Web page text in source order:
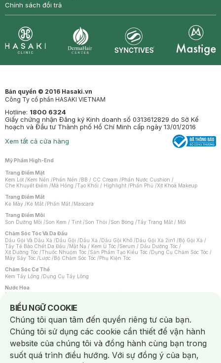
Chính sách đổi trả
Bản quyền © 2016 Hasaki.vn
Công Ty cổ phần HASAKI VIETNAM
Hotline: 1800 6324
Giấy chứng nhận Đăng ký Kinh doanh số 0313612829 do Sở Kế
hoạch và Đầu tư Thành phố Hồ Chí Minh cấp ngày 13/01/2016
Xem tất cả cửa hàng
Mỹ Phẩm High-End
Trang Điểm Mặt
Kem Lót /Kem Nền /Phấn Nền /BB / CC Cream /Phấn Nước Cushion /
Che Khuyết Điểm /Má Hồng /Tạo Khối / Highlight /Phấn Phủ /Xịt Khoá Makeup
Trang Điểm Mắt
Kẻ Mày /Kẻ Mắt /Phấn Mắt /Mascara
Trang Điểm Môi
Son Dưỡng Môi /Son Kem / Tint /Son Thỏi /Son Bóng /Tẩy Trang Mắt / Môi
Chăm Sóc Tóc Và Da Đầu
Dầu Gội Và Dầu Xả /Dầu Gội /Dầu Xả /Dầu Gội Khô /Dầu Gội Xả 2in1 /Bộ Gội Xả /
Tẩy Tế Bào Chết Da Đầu /Mặt Nạ / Kem Ủ Tóc /Serum / Dầu Dưỡng Tóc /
Xịt Dưỡng Tóc /Thuốc Nhuộm Tóc /Sản Phẩm Tạo Kiểu Tóc /Dụng Cụ Chăm Sóc Tóc /
Máy Sấy Tóc /Lược /Bộ Chăm Sóc Tóc /Phụ Kiện Tóc
Chăm Sóc Cơ Thể
Kem Tẩy Lông /Dụng Cụ Tẩy Lông
Nước Hoa
Nước Hoa Nữ
Chăm Sóc Cá Nhân
Chống Muỗi /Khẩu Trang /Máy Massage/Mặt Nạ Xông Hơi /Nước Rửa Tay/
Sản Phẩm Chăm Sóc Khác /Bàn Chải Đánh Răng /Bàn Chải Điện/
Hỗ Trợ Trắng Răng/Kem Đánh Răng /Máy Tăm Nước/ Nước Súc Miệng/
Tăm / Chỉ Nha Khoa/ Xịt Thơm Miệng / Dung Dịch Vệ Sinh/Dưỡng Vùng Kín/
Khăn Ướt Vệ Sinh Vùng Kín/Băng Vệ Sinh/Tampon/Bọt Cạo Râu /Dao Cạo Râu/
Máy Cạo Râu
Vấn Đề Về Da
BIỂU NGỮ COOKIE
Notice about cookies usage
Chúng tôi quan tâm đến quyền riêng tư của bạn.
Chúng tôi sử dụng các cookie cần thiết để vận hành
website của chúng tôi và đồng hành cùng bạn trong
suốt quá trình điều hướng. Với sự đồng ý của bạn,